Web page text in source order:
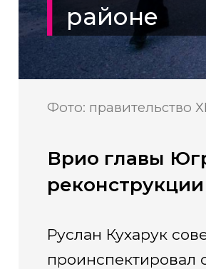
районе
Фото: правительство
Врио главы
Руслан Кухарук
проинспектировал